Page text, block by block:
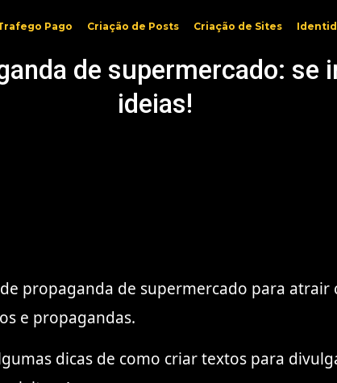
Pago Criação de Posts Criação de Sites
de supermercado: se
ideias!
propaganda de supermercado para atrair
e propagandas.
dicas de como criar textos para